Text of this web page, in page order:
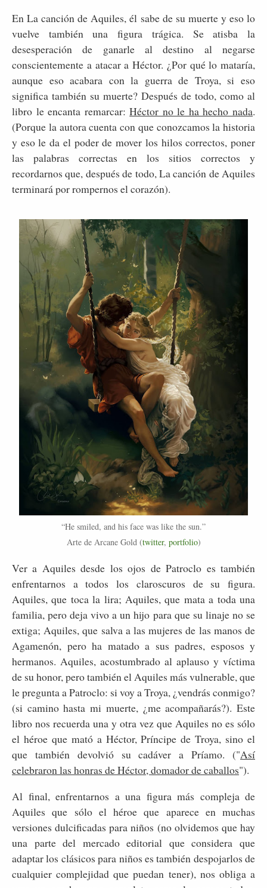
En La canción de Aquiles, él sabe de su muerte y eso lo
vuelve también una figura trágica. Se atisba la
desesperación de ganarle al destino al negarse
conscientemente a atacar a Héctor. ¿Por qué lo mataría,
aunque eso acabara con la guerra de Troya, si eso
significa también su muerte? Después de todo, como al
libro le encanta remarcar:Héctor no le ha hecho nada.
(Porque la autora cuenta con que conozcamos la historia
y eso le da el poder de mover los hilos correctos, poner
las palabras correctas en los sitios correctos y
recordarnos que, después de todo, La canción de Aquiles
terminará por rompernos el corazón).
“He smiled, and his face was like the sun.”
Arte de Arcane Gold (twitter, portfolio)
Ver a Aquiles desde los ojos de Patroclo es también
enfrentarnos a todos los claroscuros de su figura.
Aquiles, que toca la lira; Aquiles, que mata a toda una
familia, pero deja vivo a un hijo para que su linaje no se
extiga; Aquiles, que salva a las mujeres de las manos de
Agamenón, pero ha matado a sus padres, esposos y
hermanos. Aquiles, acostumbrado al aplauso y víctima
de su honor, pero también el Aquiles más vulnerable, que
le pregunta a Patroclo: si voy a Troya, ¿vendrás conmigo?
(si camino hasta mi muerte, ¿me acompañarás?). Este
libro nos recuerda una y otra vez que Aquiles no es sólo
el héroe que mató a Héctor, Príncipe de Troya, sino el
que también devolvió su cadáver a Príamo. ("Así
celebraron las honras de Héctor, domador de caballos").
Al final, enfrentarnos a una figura más compleja de
Aquiles que sólo el héroe que aparece en muchas
versiones dulcificadas para niños (no olvidemos que hay
una parte del mercado editorial que considera que
adaptar los clásicos para niños es también despojarlos de
cualquier complejidad que puedan tener), nos obliga a